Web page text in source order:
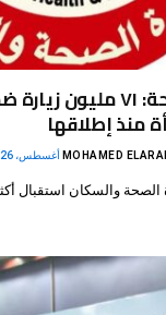
وزارة الصحة: ٧١
منذ إطلاقها
MOHAMED